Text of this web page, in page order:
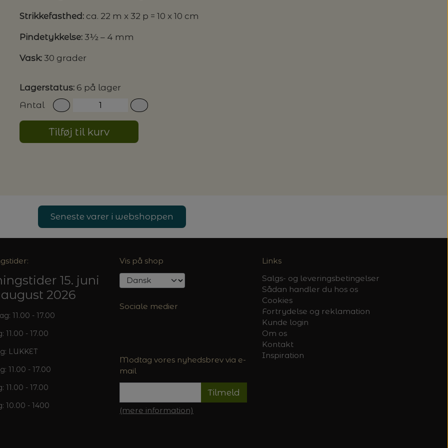
Strikkefasthed: ca. 22 m x 32 p = 10 x 10 cm
Pindetykkelse: 3½ – 4 mm
Vask: 30 grader
Lagerstatus: 6 på lager
Antal
Tilføj til kurv
Seneste varer i webshoppen
15. juni
august 2026
11.00 - 17.00
11.00 - 17.00
LUKKET
11.00 - 17.00
11.00 - 17.00
10.00 - 1400
Vis på shop
Sociale medier
Modtag vores nyhedsbrev via e-
mail
Tilmeld
(mere information)
Links
Salgs- og leveringsbetingelser
Sådan handler du hos os
Cookies
Fortrydelse og reklamation
Kunde login
Om os
Kontakt
Inspiration